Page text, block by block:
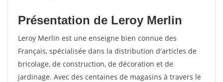
Présentation de Leroy Merlin
Leroy Merlin est une enseigne bien connue des
Français, spécialisée dans la distribution d'articles de
bricolage, de construction, de décoration et de
jardinage. Avec des centaines de magasins à travers le